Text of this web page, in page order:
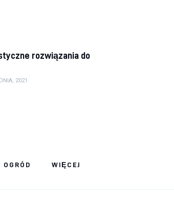
rozwiązania do
2021
OGRÓD WIĘCEJ